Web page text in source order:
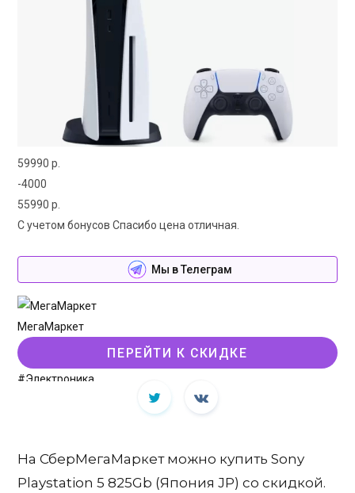
59990 р.
-4000
55990 р.
С учетом бонусов Спасибо цена отличная.
Мы в Телеграм
МегаМаркет
ПЕРЕЙТИ К СКИДКЕ
#Электроника
На СберМегаМаркет можно купить Sony
Playstation 5 825Gb (Япония JP) со скидкой.